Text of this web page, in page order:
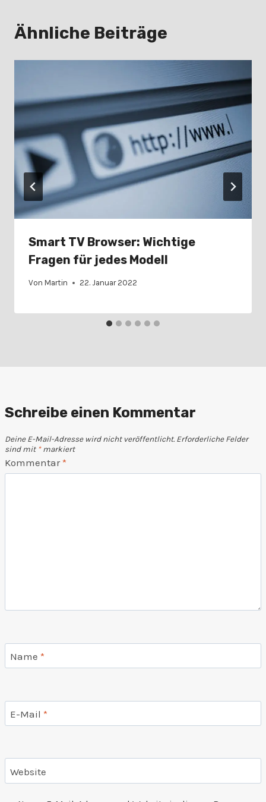
Ähnliche Beiträge
Smart TV Browser: Wichtige
Fragen für jedes Modell
Von Martin 22. Januar 2022
Schreibe einen Kommentar
Deine E-Mail-Adresse wird nicht veröffentlicht. Erforderliche Felder
sind mit *markiert
Kommentar*
Name *
E-Mail *
Website